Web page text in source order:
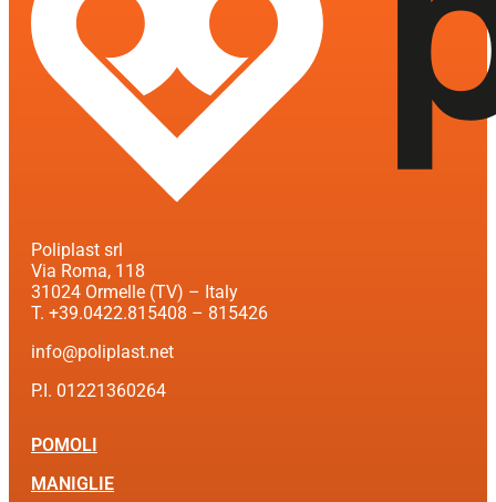
Poliplast srl
Via Roma, 118
31024 Ormelle (TV) – Italy
T. +39.0422.815408 – 815426
info@poliplast.net
P.I. 01221360264
POMOLI
MANIGLIE